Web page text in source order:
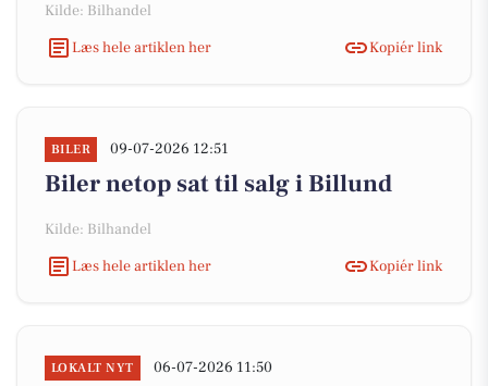
Kilde: Bilhandel
Læs hele artiklen her
Kopiér link
BILER 09-07-2026 12:51
Biler netop sat til salg i Billund
Kilde: Bilhandel
Læs hele artiklen her
Kopiér link
LOKALT NYT 06-07-2026 11:50